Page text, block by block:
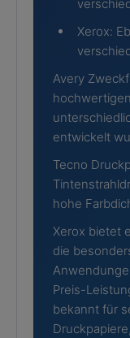
Xerox:
Avery
entwickelt
Tecno
hohe
Xerox bietet
die
Preis-
bekannt für